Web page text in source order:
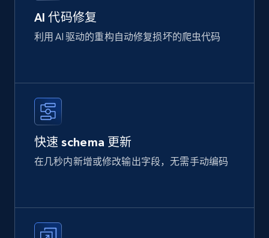
AI 代码修复
利用 AI 驱动的重构自动修复损坏的爬虫代码
快速 schema 更新
在几秒内新增或修改输出字段，无需手动编码